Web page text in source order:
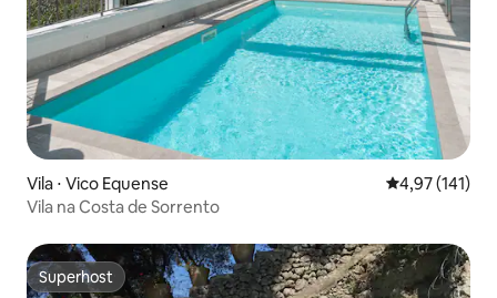
Vila ⋅ Vico Equense 4,97 de uma
4,97 (141)
Vila na Costa de Sorrento
Superhost
Superhost